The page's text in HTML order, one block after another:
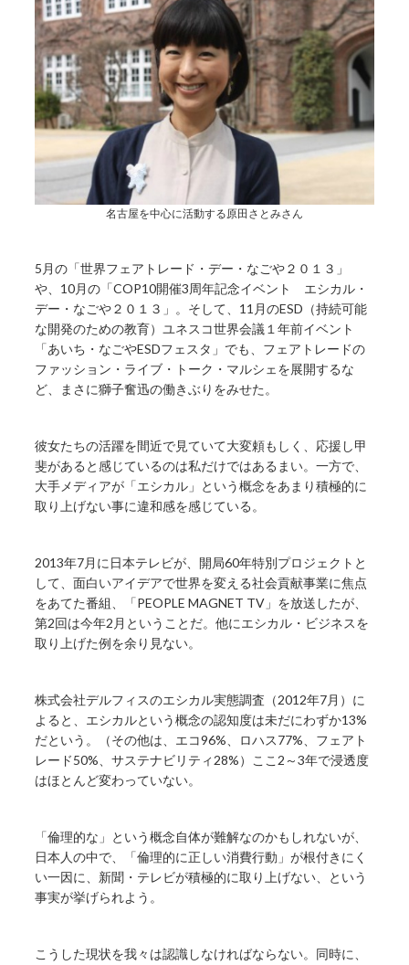
名古屋を中心に活動する原田さとみさん
5月の「世界フェアトレード・デー・なごや２０１３」
や、10月の「COP10開催3周年記念イベント エシカル・
デー・なごや２０１３」。そして、11月のESD（持続可能
な開発のための教育）ユネスコ世界会議１年前イベント
「あいち・なごやESDフェスタ」でも、フェアトレードの
ファッション・ライブ・トーク・マルシェを展開するな
ど、まさに獅子奮迅の働きぶりをみせた。
彼女たちの活躍を間近で見ていて大変頼もしく、応援し甲
斐があると感じているのは私だけではあるまい。一方で、
大手メディアが「エシカル」という概念をあまり積極的に
取り上げない事に違和感を感じている。
2013年7月に日本テレビが、開局60年特別プロジェクトと
して、面白いアイデアで世界を変える社会貢献事業に焦点
をあてた番組、「PEOPLE MAGNET TV」を放送したが、
第2回は今年2月ということだ。他にエシカル・ビジネスを
取り上げた例を余り見ない。
株式会社デルフィスのエシカル実態調査（2012年7月）に
よると、エシカルという概念の認知度は未だにわずか13%
だという。（その他は、エコ96%、ロハス77%、フェアト
レード50%、サステナビリティ28%）ここ2～3年で浸透度
はほとんど変わっていない。
「倫理的な」という概念自体が難解なのかもしれないが、
日本人の中で、「倫理的に正しい消費行動」が根付きにく
い一因に、新聞・テレビが積極的に取り上げない、という
事実が挙げられよう。
こうした現状を我々は認識しなければならない。同時に、